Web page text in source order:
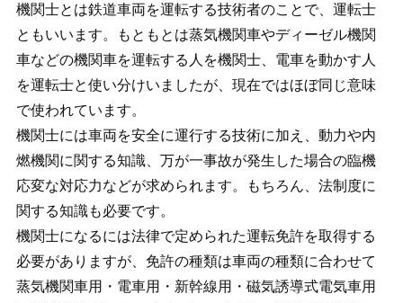
機関士とは鉄道車両を運転する技術者のことで、運転士
ともいいます。もともとは蒸気機関車やディーゼル機関
車などの機関車を運転する人を機関士、電車を動かす人
を運転士と使い分けいましたが、現在ではほぼ同じ意味
で使われています。
機関士には車両を安全に運行する技術に加え、動力や内
燃機関に関する知識、万が一事故が発生した場合の臨機
応変な対応力などが求められます。もちろん、法制度に
関する知識も必要です。
機関士になるには法律で定められた運転免許を取得する
必要がありますが、免許の種類は車両の種類に合わせて
蒸気機関車用・電車用・新幹線用・磁気誘導式電気車用